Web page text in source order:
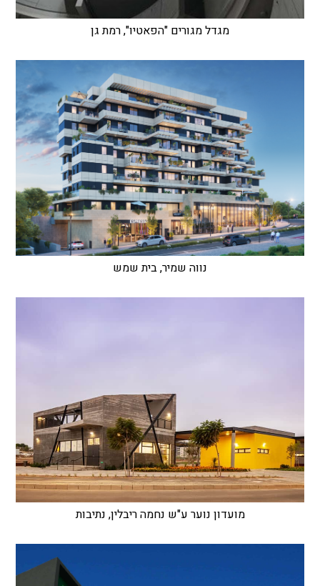
מגדל מגורים "הפאטיו", רמת גן
נווה שמיר, בית שמש
מועדון נוער ע"ש נחמה ריבלין, נתיבות